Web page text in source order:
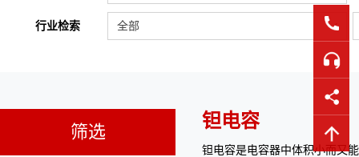
行业检索 全部
筛选
钽电容
钽电容是电容器中体积小而又